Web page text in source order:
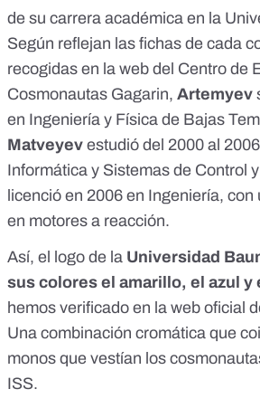
de su carrera académica en la
Según reflejan las fichas de cada
recogidas en la web del Centro de
Cosmonautas Gagarin, Artemyev
en Ingeniería y Física de Bajas
Matveyev estudió del 2000 al 2006
Informática y Sistemas de Control y
licenció en 2006 en Ingeniería, con
en motores a reacción.
Así, el logo de la Universidad
sus colores el amarillo, el azul y
hemos verificado en la web oficial
Una combinación cromática que
monos que vestían los
ISS.